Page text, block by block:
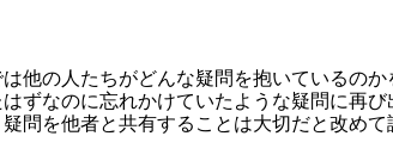
他の人たちがどんな疑問を抱いているの
ずなのに忘れかけていたような疑問に再
問を他者と共有することは大切だと改めて